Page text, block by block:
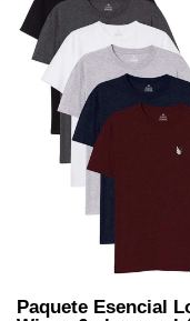
Paquete Esencial